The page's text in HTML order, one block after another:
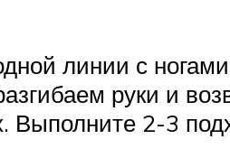
линии с
руки и
Выполните 2-3